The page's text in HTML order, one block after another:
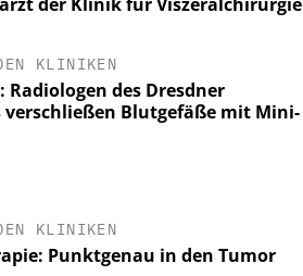
KLINIKEN
Radiologen des Dresdner
Blutgefäße mit Mini-
KLINIKEN
Punktgenau in den Tumor